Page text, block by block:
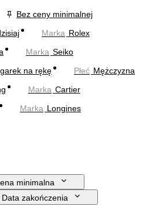
Bez ceny minimalnej
Marka Rolex
Marka Seiko
na rękę Płeć Mężczyzna
Marka Cartier
Marka Longines
minimalna
Data zakończenia